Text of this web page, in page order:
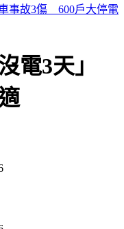
近況曝
電3天」